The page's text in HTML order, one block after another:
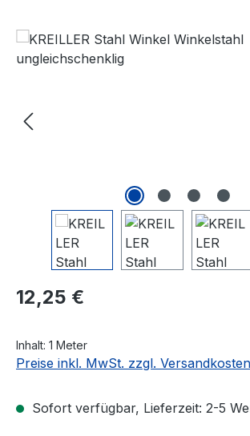
Bildergalerie überspringen
Regulärer Preis:
12,25 €
Inhalt: 1 Meter
Preise inkl. MwSt. zzgl. Versandkosten
Sofort verfügbar, Lieferzeit: 2-5